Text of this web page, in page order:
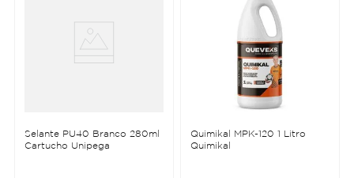
Selante PU40 Branco 280ml
Cartucho Unipega
Quimikal MPK-120 1 Litro
Quimikal